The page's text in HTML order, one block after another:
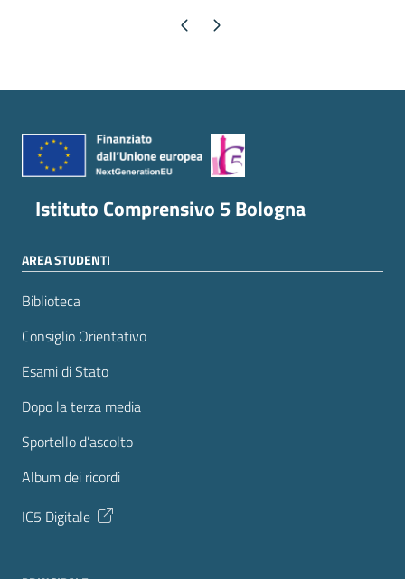
Pagina precedente
Pagina successiva
Istituto Comprensivo 5 Bologna
AREA STUDENTI
Biblioteca
Consiglio Orientativo
Esami di Stato
Dopo la terza media
Sportello d’ascolto
Album dei ricordi
IC5 Digitale